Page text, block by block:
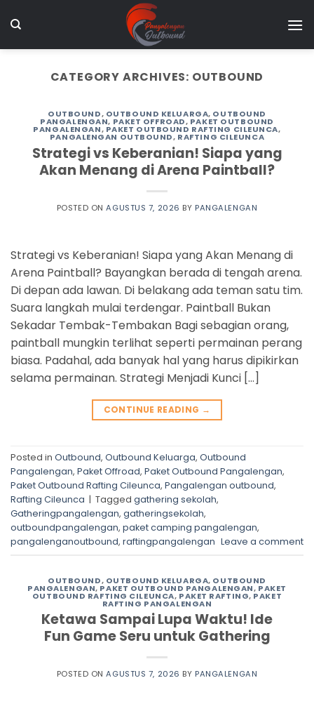
to
CATEGORY ARCHIVES: OUTBOUND
OUTBOUND, OUTBOUND KELUARGA, OUTBOUND
PANGALENGAN, PAKET OFFROAD, PAKET OUTBOUND
PANGALENGAN, PAKET OUTBOUND RAFTING CILEUNCA,
PANGALENGAN OUTBOUND, RAFTING CILEUNCA
Strategi vs Keberanian! Siapa yang
Akan Menang di Arena Paintball?
POSTED ONAGUSTUS 7, 2026 BY PANGALENGAN
Strategi vs Keberanian! Siapa yang Akan Menang di
Arena Paintball? Bayangkan berada di tengah arena.
Di depan ada lawan. Di belakang ada teman satu tim.
Suara langkah mulai terdengar. Paintball Bukan
Sekadar Tembak-Tembakan Bagi sebagian orang,
paintball mungkin terlihat seperti permainan perang
biasa. Padahal, ada banyak hal yang harus dipikirkan
selama permainan. Strategi Menjadi Kunci […]
CONTINUE READING →
Posted in Outbound, Outbound Keluarga, Outbound
Pangalengan, Paket Offroad, Paket Outbound Pangalengan,
Paket Outbound Rafting Cileunca, Pangalengan outbound,
Rafting Cileunca | Tagged gathering sekolah,
Gatheringpangalengan, gatheringsekolah,
outboundpangalengan, paket camping pangalengan,
pangalenganoutbound, raftingpangalengan Leave a comment
OUTBOUND, OUTBOUND KELUARGA, OUTBOUND
PANGALENGAN, PAKET OUTBOUND PANGALENGAN, PAKET
OUTBOUND RAFTING CILEUNCA, PAKET RAFTING, PAKET
RAFTING PANGALENGAN
Ketawa Sampai Lupa Waktu! Ide
Fun Game Seru untuk Gathering
POSTED ONAGUSTUS 7, 2026 BY PANGALENGAN